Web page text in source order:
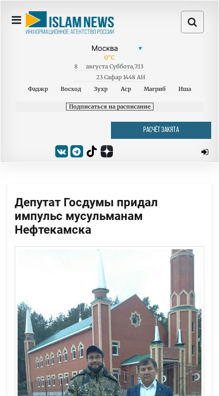
0°C
8 августа Суббота,7:13
23 Сафар 1448 AH
Фаджр
Восход Зухр Аср Магриб Иша
Подписаться на расписание
РАСЧЁТ ЗАКЯТА
Депутат Госдумы придал
импульс мусульманам
Нефтекамска